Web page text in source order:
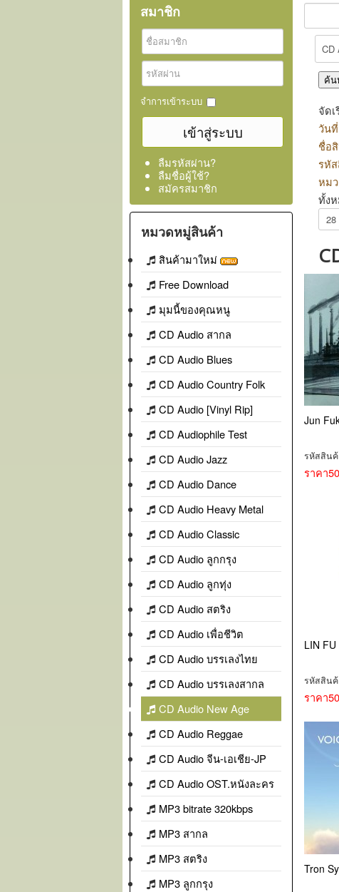
สมาชิก
จำการเข้าระบบ
ลืมรหัสผ่าน?
ลืมชื่อผู้ใช้?
สมัครสมาชิก
หมวดหมู่สินค้า
สินค้ามาใหม่
Free Download
มุมนี้ของคุณหนู
CD Audio สากล
CD Audio Blues
CD Audio Country Folk
CD Audio [Vinyl Rip]
CD Audiophile Test
CD Audio Jazz
CD Audio Dance
CD Audio Heavy Metal
CD Audio Classic
CD Audio ลูกกรุง
CD Audio ลูกทุ่ง
CD Audio สตริง
CD Audio เพื่อชีวิต
CD Audio บรรเลงไทย
CD Audio บรรเลงสากล
CD Audio New Age
CD Audio Reggae
CD Audio จีน-เอเชีย-JP
CD Audio OST.หนังละคร
MP3 bitrate 320kbps
MP3 สากล
MP3 สตริง
MP3 ลูกกรุง
จัด
วัน
ชื่อ
รหั
หม
ทั้ง
Jun
รหัสสินค้
ราคา
LIN
รหัสสินค้
ราคา
Tron